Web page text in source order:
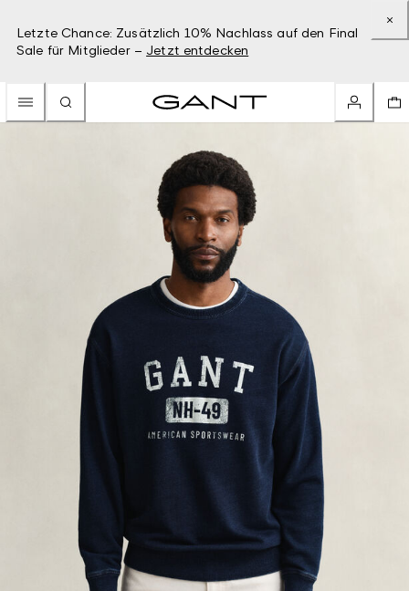
Letzte Chance: Zusätzlich 10% Nachlass auf den Final
Sale für Mitglieder – Jetzt entdecken